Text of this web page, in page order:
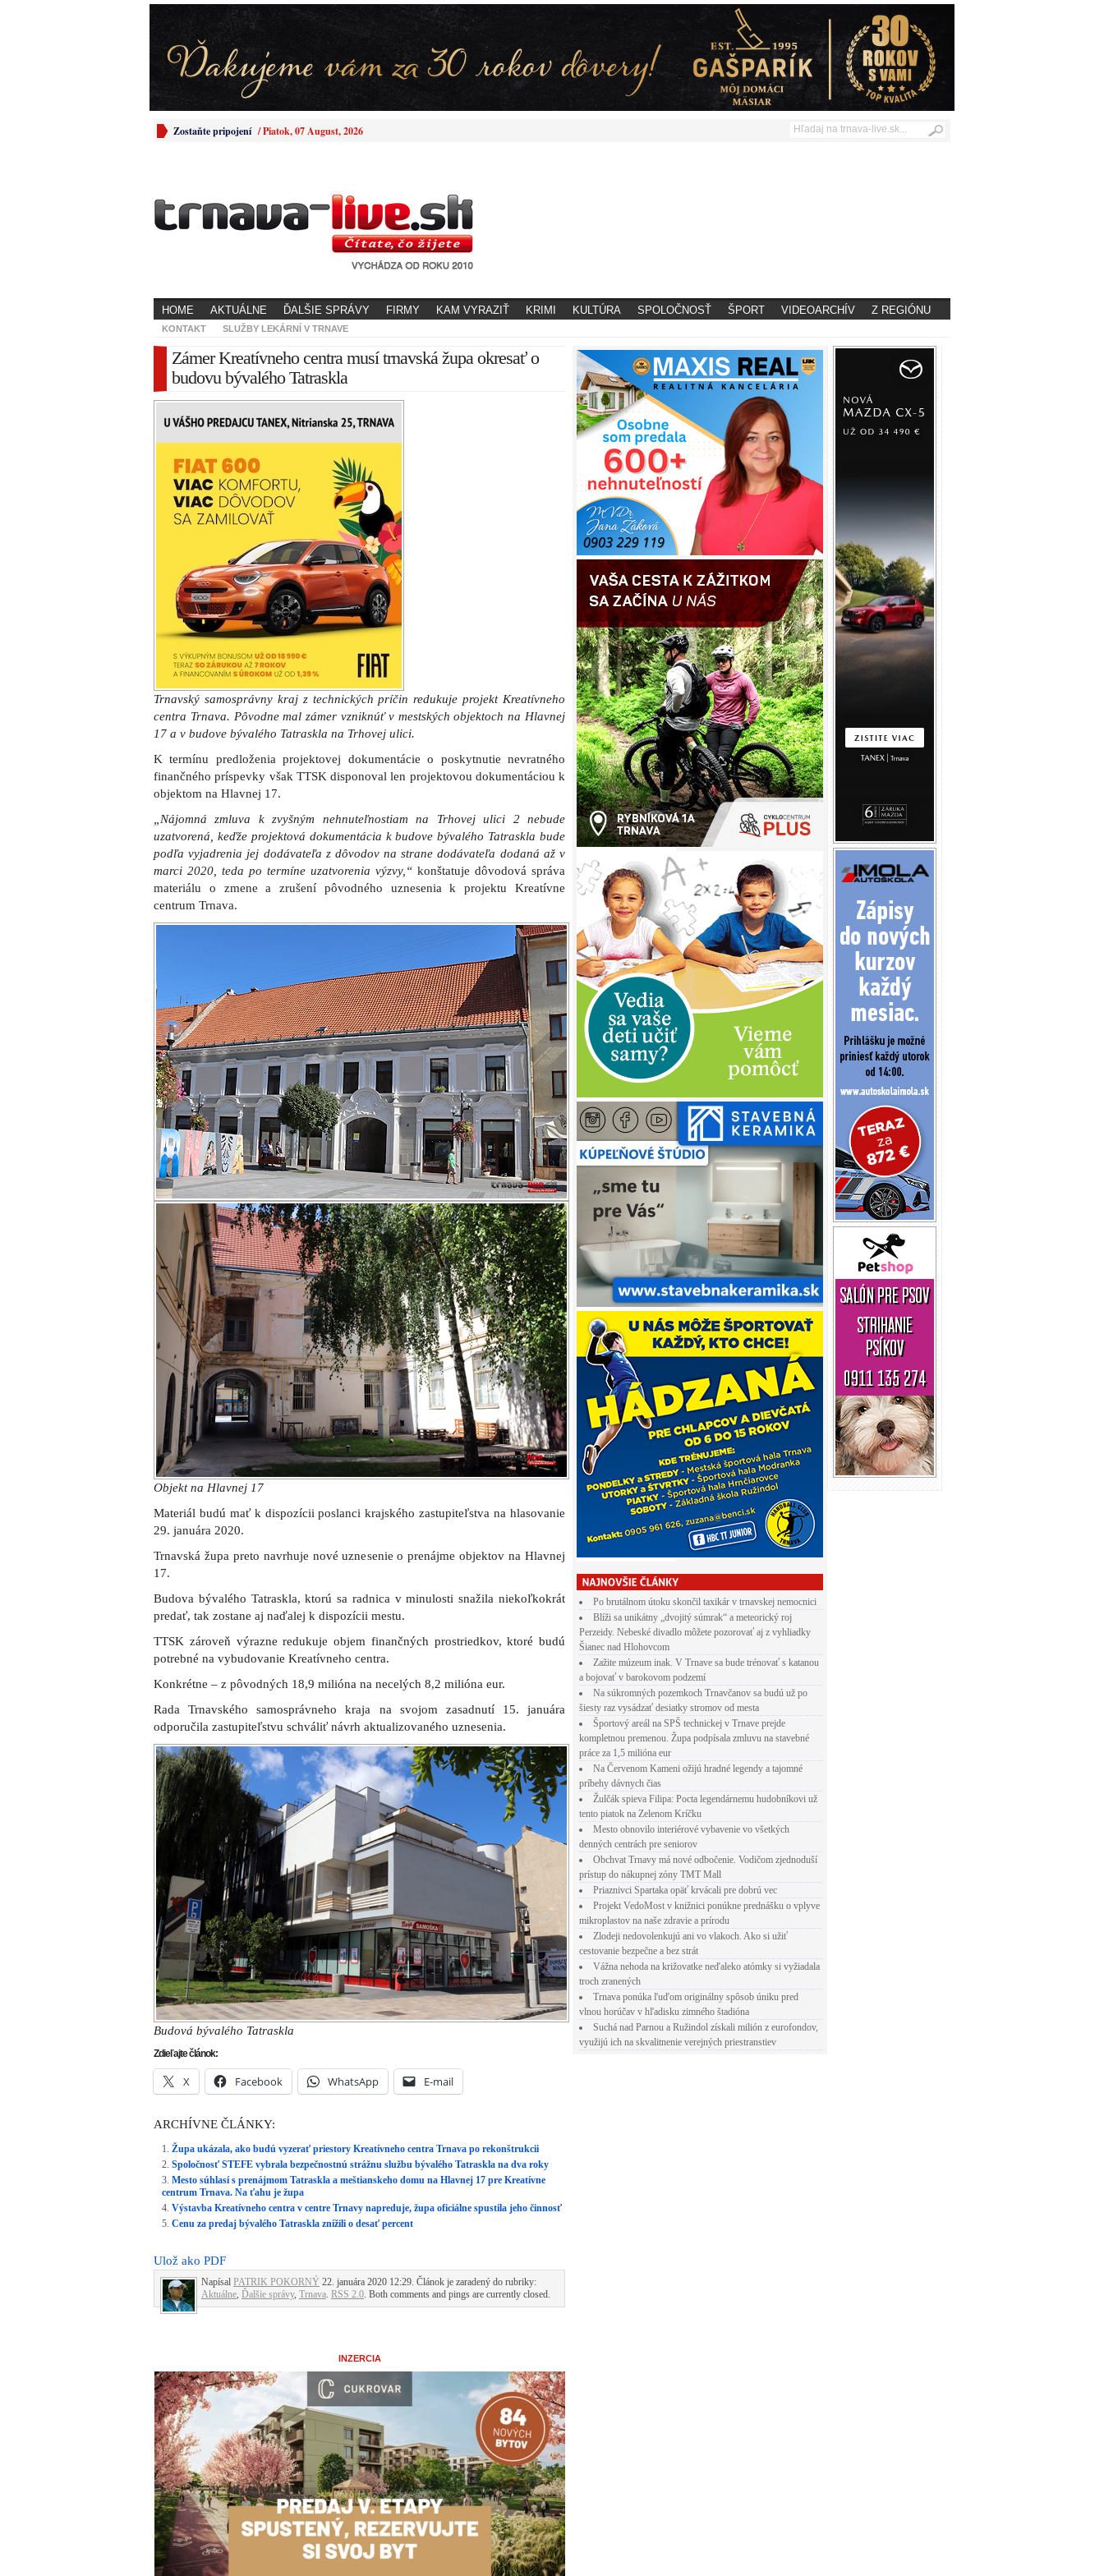
Zostaňte pripojení /Piatok, 07 August, 2026
HOME AKTUÁLNE ĎALŠIE SPRÁVY FIRMY KAM VYRAZIŤ KRIMI KULTÚRA SPOLOČNOSŤ ŠPORT VIDEOARCHÍV Z REGIÓNU
KONTAKT SLUŽBY LEKÁRNÍ V TRNAVE
Zámer Kreatívneho centra musí trnavská župa okresať o
budovu bývalého Tatraskla
Trnavský samosprávny kraj z technických príčin redukuje projekt Kreatívneho
centra Trnava. Pôvodne mal zámer vzniknúť v mestských objektoch na Hlavnej
17 a v budove bývalého Tatraskla na Trhovej ulici.
K termínu predloženia projektovej dokumentácie o poskytnutie nevratného
finančného príspevky však TTSK disponoval len projektovou dokumentáciou k
objektom na Hlavnej 17.
„Nájomná zmluva k zvyšným nehnuteľnostiam na Trhovej ulici 2 nebude
uzatvorená, keďže projektová dokumentácia k budove bývalého Tatraskla bude
podľa vyjadrenia jej dodávateľa z dôvodov na strane dodávateľa dodaná až v
marci 2020, teda po termíne uzatvorenia výzvy,“
materiálu o zmene a zrušení pôvodného uznesenia k projektu Kreatívne
centrum Trnava.
Objekt na Hlavnej 17
Materiál budú mať k dispozícii poslanci krajského zastupiteľstva na hlasovanie
29. januára 2020.
Trnavská župa preto navrhuje nové uznesenie o prenájme objektov na Hlavnej
17.
Budova bývalého Tatraskla, ktorú sa radnica v minulosti snažila niekoľkokrát
predať, tak zostane aj naďalej k dispozícii mestu.
TTSK zároveň výrazne redukuje objem finančných prostriedkov, ktoré budú
potrebné na vybudovanie Kreatívneho centra.
Konkrétne – z pôvodných 18,9 milióna na necelých 8,2 milióna eur.
Rada Trnavského samosprávneho kraja na svojom zasadnutí 15. januára
odporučila zastupiteľstvu schváliť návrh aktualizovaného uznesenia.
Budová bývalého Tatraskla
Zdieľajte článok:
X Facebook WhatsApp
ARCHÍVNE ČLÁNKY:
Župa ukázala, ako budú vyzerať priestory Kreatívneho centra Trnava po rekonštrukcii
Spoločnosť STEFE vybrala bezpečnostnú strážnu službu bývalého Tatraskla na dva roky
Mesto súhlasí s prenájmom Tatraskla a meštianskeho domu na Hlavnej 17 pre Kreatívne
centrum Trnava. Na ťahu je župa
Výstavba Kreatívneho centra v centre Trnavy napreduje, župa oficiálne spustila jeho činnosť
Cenu za predaj bývalého Tatraskla znížili o desať percent
Ulož ako PDF
NapísalPATRIK POKORNÝ22. januára 2020 12:29. Článok je zaradený do rubriky:
Aktuálne,Ďalšie správy,Trnava . RSS 2.0. Both comments and pings are currently closed.
Po brutálnom útoku skončil taxikár v trnavskej nemocnici
Blíži sa unikátny „dvojitý súmrak“ a meteorický roj
Perzeidy. Nebeské divadlo môžete pozorovať aj z vyhliadky
Šianec nad Hlohovcom
Zažite múzeum inak. V Trnave sa bude trénovať s katanou
a bojovať v barokovom podzemí
Na súkromných pozemkoch Trnavčanov sa budú už po
šiesty raz vysádzať desiatky stromov od mesta
Športový areál na SPŠ technickej v Trnave prejde
kompletnou premenou. Župa podpísala zmluvu na stavebné
práce za 1,5 milióna eur
Na Červenom Kameni ožijú hradné legendy a tajomné
príbehy dávnych čias
Žulčák spieva Filipa: Pocta legendárnemu hudobníkovi už
tento piatok na Zelenom Kríčku
Mesto obnovilo interiérové vybavenie vo všetkých
denných centrách pre seniorov
Obchvat Trnavy má nové odbočenie. Vodičom zjednoduší
prístup do nákupnej zóny TMT Mall
Priaznivci Spartaka opäť krvácali pre dobrú vec
Projekt VedoMost v knižnici ponúkne prednášku o vplyve
mikroplastov na naše zdravie a prírodu
Zlodeji nedovolenkujú ani vo vlakoch. Ako si užiť
cestovanie bezpečne a bez strát
Vážna nehoda na križovatke neďaleko atómky si vyžiadala
troch zranených
Trnava ponúka ľuďom originálny spôsob úniku pred
vlnou horúčav v hľadisku zimného štadióna
Suchá nad Parnou a Ružindol získali milión z eurofondov,
využijú ich na skvalitnenie verejných priestranstiev